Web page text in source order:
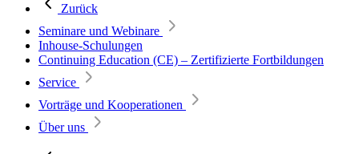
Zurück
Seminare und Webinare
Inhouse-Schulungen
Continuing Education (CE) – Zertifizierte Fortbildungen
Service
Vorträge und Kooperationen
Über uns